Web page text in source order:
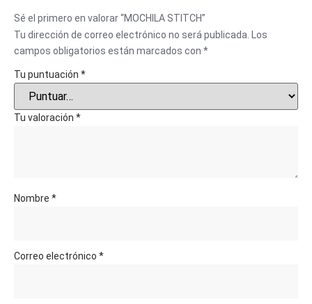
Sé el primero en valorar “MOCHILA STITCH”
Tu dirección de correo electrónico no será publicada.
Los
campos obligatorios están marcados con *
Tu puntuación *
Tu valoración *
Nombre *
Correo electrónico *